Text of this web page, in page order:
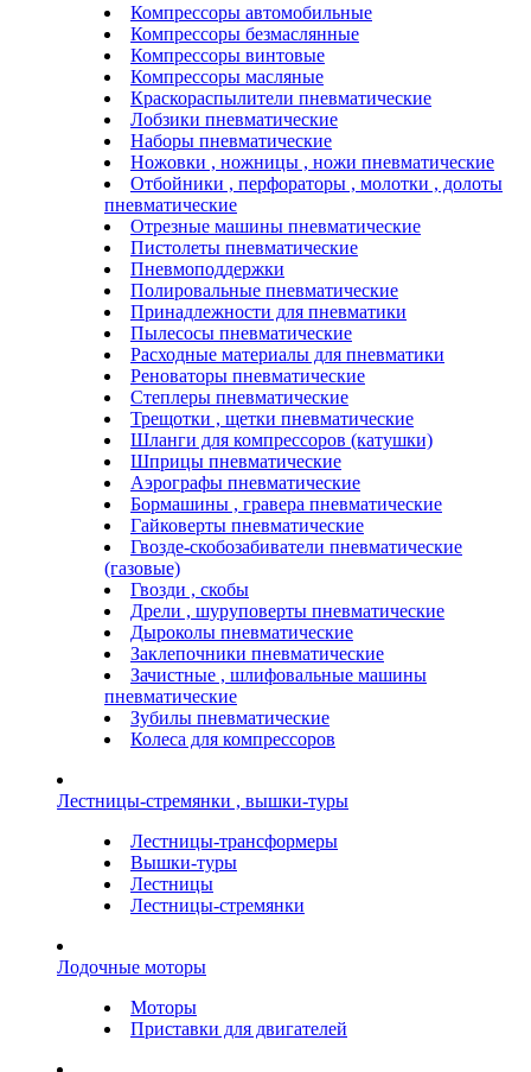
Компрессоры автомобильные
Компрессоры безмаслянные
Компрессоры винтовые
Компрессоры масляные
Краскораспылители пневматические
Лобзики пневматические
Наборы пневматические
Ножовки , ножницы , ножи пневматические
Отбойники , перфораторы , молотки , долоты
пневматические
Отрезные машины пневматические
Пистолеты пневматические
Пневмоподдержки
Полировальные пневматические
Принадлежности для пневматики
Пылесосы пневматические
Расходные материалы для пневматики
Реноваторы пневматические
Степлеры пневматические
Трещотки , щетки пневматические
Шланги для компрессоров (катушки)
Шприцы пневматические
Аэрографы пневматические
Бормашины , гравера пневматические
Гайковерты пневматические
Гвозде-скобозабиватели пневматические
(газовые)
Гвозди , скобы
Дрели , шуруповерты пневматические
Дыроколы пневматические
Заклепочники пневматические
Зачистные , шлифовальные машины
пневматические
Зубилы пневматические
Колеса для компрессоров
Лестницы-стремянки , вышки-туры
Лестницы-трансформеры
Вышки-туры
Лестницы
Лестницы-стремянки
Лодочные моторы
Моторы
Приставки для двигателей